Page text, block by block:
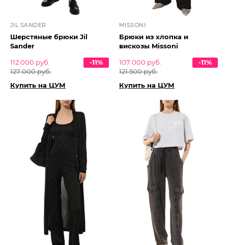
JIL SANDER
Шерстяные брюки Jil
Sander
112 000 руб.
127 000 руб.
-11%
Купить на ЦУМ
MISSONI
Брюки из хлопка и
вискозы Missoni
107 000 руб.
121 500 руб.
-11%
Купить на ЦУМ